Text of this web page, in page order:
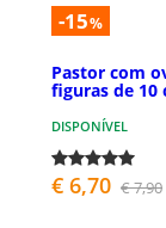
-15%
Pastor com
figuras de 10
DISPONÍVEL
€ 6,70 € 7,90